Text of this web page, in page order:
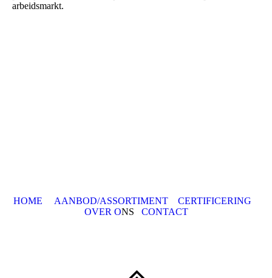
arbeidsmarkt.
HOME AANBOD/ASSORTIMENT
CERTIFICERING
OVER ONS CONTACT